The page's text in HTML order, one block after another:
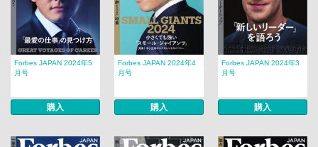
Forbes JAPAN 2024年5
月号
購入
Forbes JAPAN 2024年4
月号
購入
Forbes JAPAN 2024年3
月号
購入